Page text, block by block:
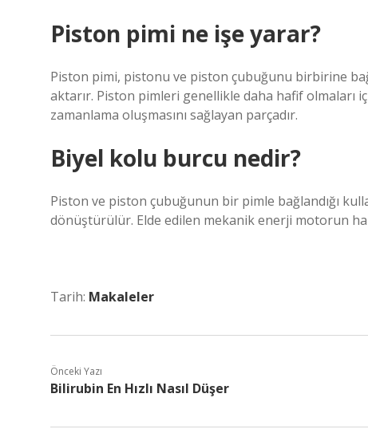
Piston pimi ne işe yarar?
Piston pimi, pistonu ve piston çubuğunu birbirine
aktarır. Piston pimleri genellikle daha hafif olmaları
zamanlama oluşmasını sağlayan parçadır.
Biyel kolu burcu nedir?
Piston ve piston çubuğunun bir pimle bağlandığı
dönüştürülür. Elde edilen mekanik enerji motorun
Tarih: Makaleler
Önceki Yazı
Bilirubin En Hızlı Nasıl Düşer